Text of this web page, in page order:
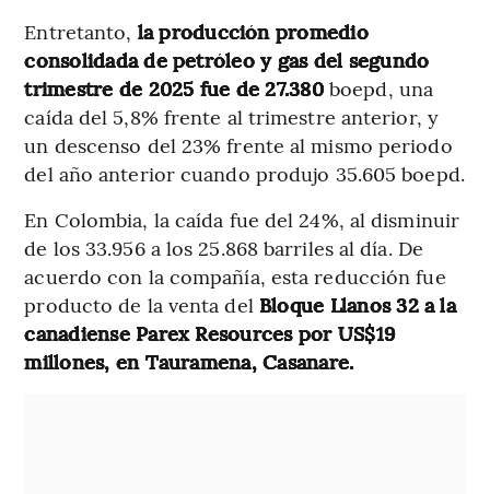
Entretanto, la producción promedio
consolidada de petróleo y gas del segundo
trimestre de 2025 fue de 27.380boepd, una
caída del 5,8% frente al trimestre anterior, y
un descenso del 23% frente al mismo periodo
del año anterior cuando produjo 35.605 boepd.
En Colombia, la caída fue del 24%, al disminuir
de los 33.956 a los 25.868 barriles al día. De
acuerdo con la compañía, esta reducción fue
producto de la venta del Bloque Llanos 32 a la
canadiense Parex Resources por US$19
millones, en Tauramena, Casanare.